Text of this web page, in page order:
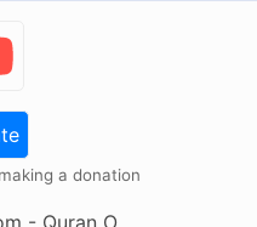
a donation